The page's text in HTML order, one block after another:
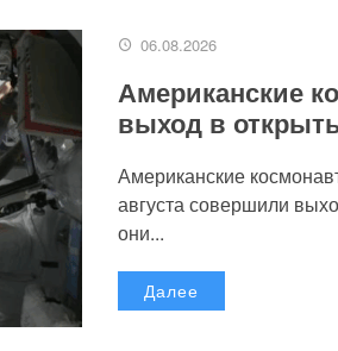
06.08.2026
Американские
выход в
Американские
августа совершили
они...
Далее